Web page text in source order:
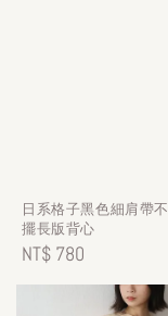
日系格子黑色細肩帶
擺長版背心
Regular
price
NT$ 780